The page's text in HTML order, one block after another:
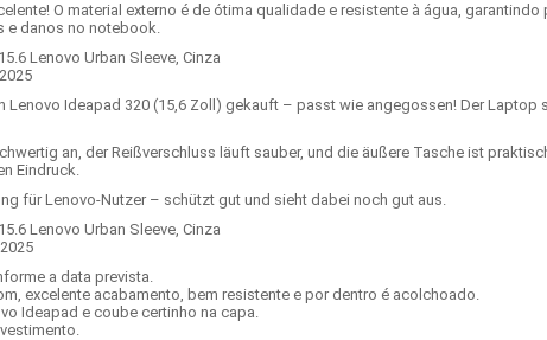
O material externo é de ótima qualidade e resistente à água,
e danos no notebook.
Lenovo Urban Sleeve, Cinza
Lenovo Ideapad 320 (15,6 Zoll) gekauft – passt wie angegossen! Der
an, der Reißverschluss läuft sauber, und die äußere Tasche ist
Eindruck.
für Lenovo-Nutzer – schützt gut und sieht dabei noch gut aus.
Lenovo Urban Sleeve, Cinza
a data prevista.
excelente acabamento, bem resistente e por dentro é acolchoado.
Ideapad e coube certinho na capa.